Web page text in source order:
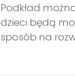
Podkład
dzieci będą
sposób na